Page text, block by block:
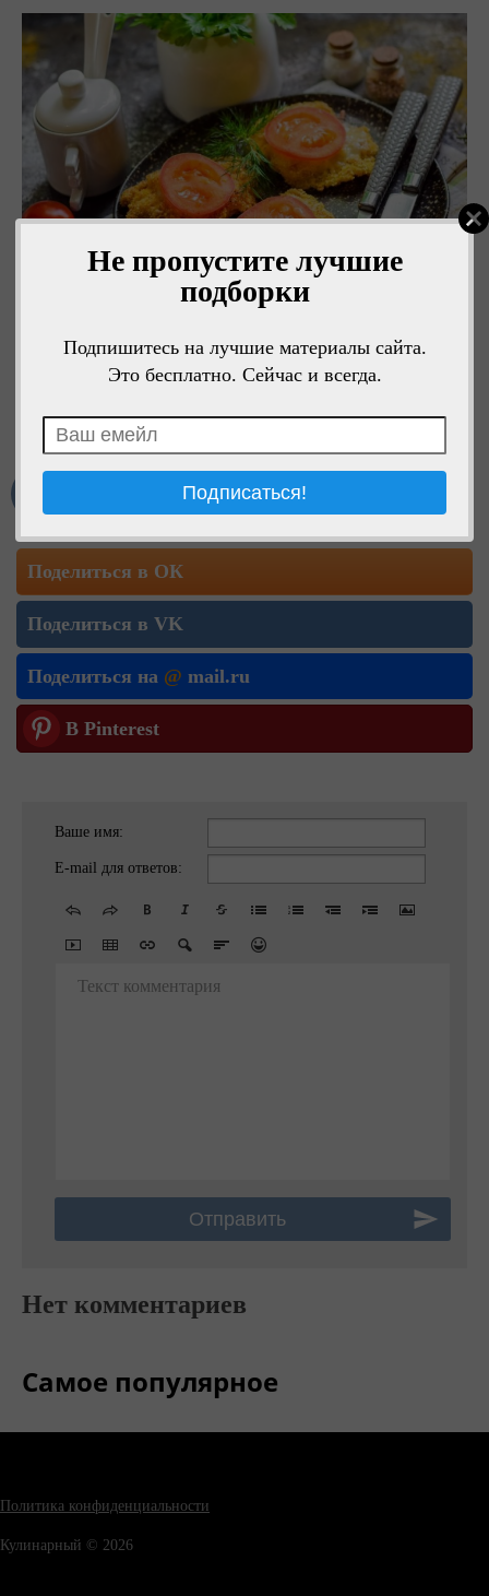
Не пропустите лучшие
подборки
Подпишитесь на лучшие материалы сайта.
Это бесплатно. Сейчас и всегда.
Мне нравится
Поделиться в ОК
Поделиться в VK
Поделиться на @ mail.ru
В Pinterest
Ваше имя:
E-mail для ответов:
Текст комментария
Нет комментариев
Самое популярное
Политика конфиденциальности
Кулинарный © 2026